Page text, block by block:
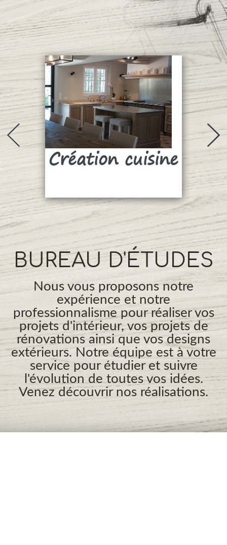
Création cuisine
BUREAU D'ÉTUDES
Nous vous proposons notre
expérience et notre
professionnalisme pour réaliser vos
projets d'intérieur, vos projets de
rénovations ainsi que vos designs
extérieurs. Notre équipe est à votre
service pour étudier et suivre
l'évolution de toutes vos idées.
Venez découvrir nos réalisations.